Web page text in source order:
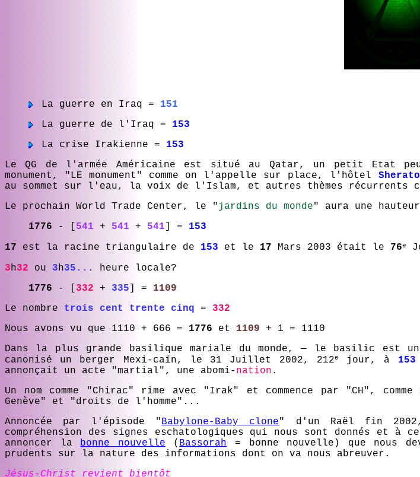
La guerre en Iraq = 151
La guerre de l'Iraq = 153
La crise Irakienne = 153
Le QG de l'armée Américaine est situé au Qatar, un petit Etat
monument, "LE monument" comme on l'appelle sur place, l'hôtel
au sommet sur l'eau, la voix de l'Islam, et autres thèmes récurrents
Le prochain World Trade Center, le " jardins du monde" aura une
1776 - [ 541 + 541 + 541 ] = 153
17 est la racine triangulaire de 153 et le 17 Mars 2003 était le 76e
3h32 ou 3h35...
heure locale?
1776 - [332 + 335 ] = 1109
Le nombre trois cent trente cinq = 332
Nous avons vu que 1110 + 666 = 1776 et 1109 + 1 = 1110
Dans la plus grande basilique mariale du monde, — le basilic est
canonisé un berger Mexi-caïn, le 31 Juillet 2002, 212e jour, à 153
annonçait un acte "martial", une abomi- nation .
Un nom comme "Chirac" rime avec "Irak" et commence par "CH",
Genève" et "droits de l'homme"...
Annoncée par l'épisode "Babylone-Baby clone" d'un Raël fin
compréhension des signes eschatologiques qui nous sont donnés et
annoncer la bonne nouvelle ( Bassorah = bonne nouvelle) que nous
prudents sur la nature des informations dont on va nous abreuver.
Jésus-Christ revient bientôt